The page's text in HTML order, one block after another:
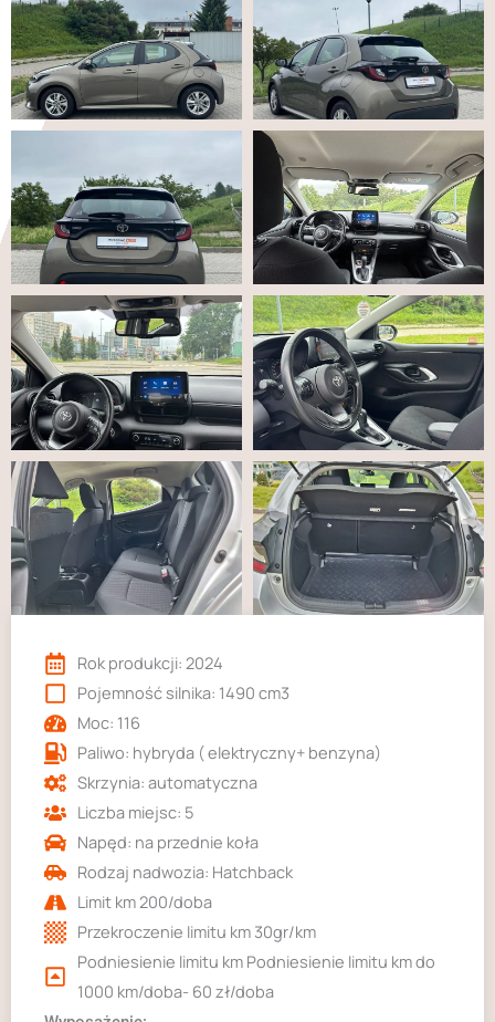
Rok produkcji: 2024
Pojemność silnika: 1490 cm3
Moc: 116
Paliwo: hybryda ( elektryczny+ benzyna)
Skrzynia: automatyczna
Liczba miejsc: 5
Napęd: na przednie koła
Rodzaj nadwozia: Hatchback
Limit km 200/doba
Przekroczenie limitu km 30gr/km
Podniesienie limitu km Podniesienie limitu km do
1000 km/doba- 60 zł/doba
tego, jak
strona jest
używana.
Doświadczenie
Aby nasza
strona
internetowa
działała jak
najlepiej
podczas
twojego
przejścia na nią.
Jeśli odrzucisz
te pliki cookie,
niektóre funkcje
znikną ze strony
internetowej.
Marketing
Udostępniając
swoje
zainteresowania i
zachowania
podczas
zobaczenie